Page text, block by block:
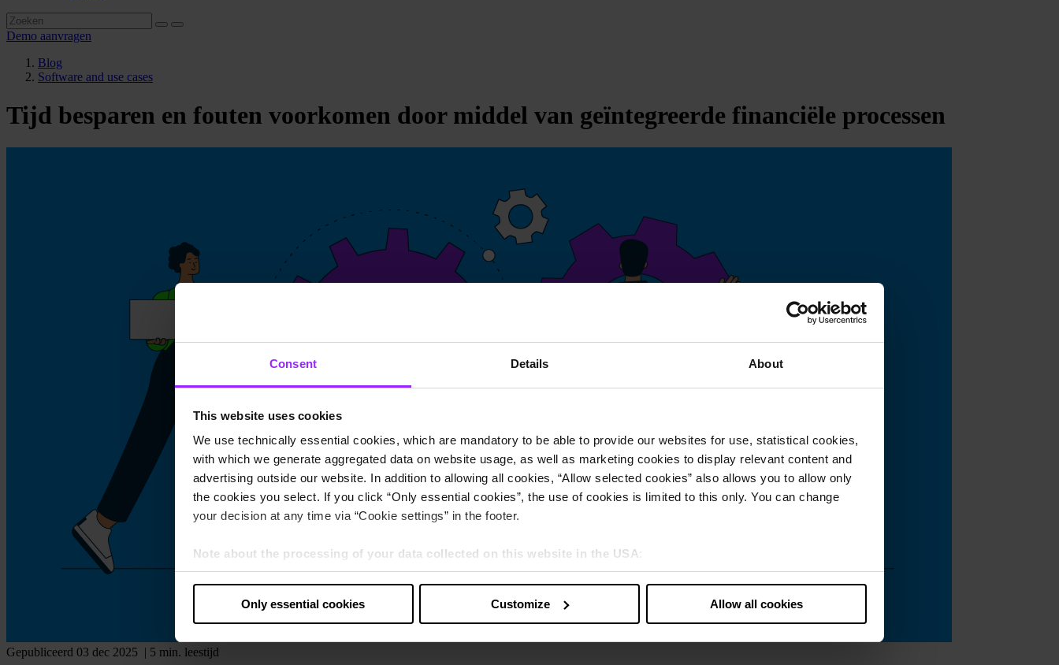
Consent Details About
This website uses cookies
We use technically essential cookies, which are mandatory to be able to provide our websites for use, statistical cookies,
with which we generate aggregated data on website usage, as well as marketing cookies to display relevant content and
advertising outside our website. In addition to allowing all cookies, “Allow selected cookies” also allows you to allow only
the cookies you select. If you click “Only essential cookies”, the use of cookies is limited to this only. You can change
your decision at any time via “Cookie settings” in the footer.
Note about the processing of your data collected on this website in the USA :
By clicking “Allow all cookies” you also agree that your data will be processed in the USA. The European Court of Justice
judges the USA to be a country with a level of data protection that is inadequate by EU standards. There is a particular risk
that your data may be processed by US authorities.
Only essential cookies Customize Allow all cookies
Demo aanvragen
Blog
Software and use cases
Tijd besparen en fouten voorkomen door middel van geïntegreerde financiële processen
Gepubliceerd 03 dec 2025 | 5 min. leestijd